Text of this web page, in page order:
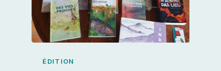
ÉDITION